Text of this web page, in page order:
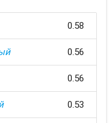
0.58
0.56
0.56
0.53